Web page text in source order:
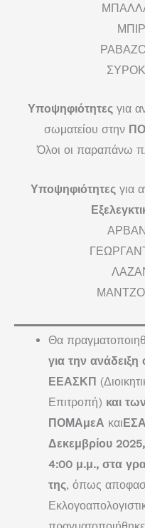
Υποψηφιότητες για
σωματείου στην
Όλοι οι παραπάνω
Υποψηφιότητες για
Θα
για την
ΕΕΑΣΚΠ
Επιτροπή) και
ΠΟΜΑμεΑ και
Δεκεμβρίου
4:00 μ.μ., στα
της, όπως